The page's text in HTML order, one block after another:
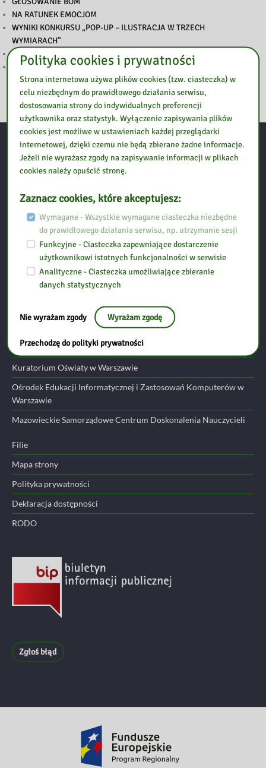
NA RATUNEK EMOCJOM
WYNIKI KONKURSU „POP-UP – ILUSTRACJA W TRZECH
WYMIARACH”
PODSUMOWANIE TYGODNIA BIBLIOTEK
ZAPROSZENIE NA TYDZIEŃ BIBLIOTEK
Kontakt:
Biblioteka Pedagogiczna w Ostrołęce, Filia w Przasnyszu
Ul. Szpitalna 10
06-300 Przasnysz
tel: (29) 752 24 17
przasnysz@bp.ostroleka.pl
Przydatne linki
Ministerstwo Edukacji Narodowej
Kuratorium Oświaty w Warszawie
Ośrodek Edukacji Informatycznej i Zastosowań Komputerów w
Warszawie
Mazowieckie Samorządowe Centrum Doskonalenia Nauczycieli
Filie
Mapa strony
Polityka prywatności
Deklaracja dostępności
RODO
Zgłoś błąd
Polityka cookies i prywatności
Strona internetowa używa plików cookies (tzw. ciasteczka) w
celu niezbędnym do prawidłowego działania serwisu,
dostosowania strony do indywidualnych preferencji
użytkownika oraz statystyk. Wyłączenie zapisywania plików
cookies jest możliwe w ustawieniach każdej przeglądarki
internetowej, dzięki czemu nie będą zbierane żadne informacje.
Jeżeli nie wyrażasz zgody na zapisywanie informacji w plikach
cookies należy opuścić stronę.
Zaznacz cookies, które akceptujesz:
Wymagane - Wszystkie wymagane ciasteczka niezbędne
do prawidłowego działania serwisu, np. utrzymanie sesji
Funkcyjne - Ciasteczka zapewniające dostarczenie
użytkownikowi istotnych funkcjonalności w serwisie
Analityczne - Ciasteczka umożliwiające zbieranie
danych statystycznych
Nie wyrażam zgody Wyrażam zgodę
Przechodzę do polityki prywatności